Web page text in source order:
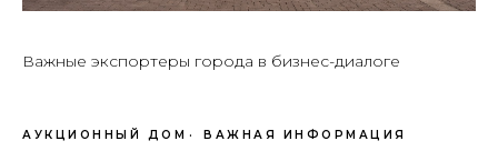
Важные экспортеры города в бизнес-диалоге
АУКЦИОННЫЙ ДОМ ВАЖНАЯ ИНФОРМАЦИЯ